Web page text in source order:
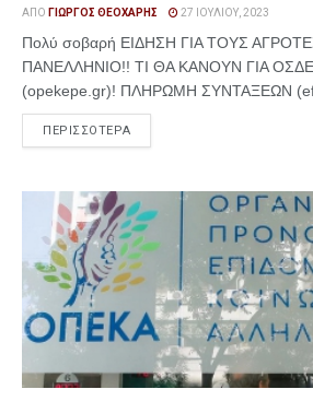
ΑΠΌ ΓΙΏΡΓΟΣ ΘΕΟΧΆΡΗΣ 27 ΙΟΥΛΊΟΥ, 2023
Πολύ σοβαρή ΕΙΔΗΣΗ ΓΙΑ ΤΟΥΣ
ΠΑΝΕΛΛΗΝΙΟ!! ΤΙ ΘΑ ΚΑΝΟΥΝ ΓΙΑ
(opekepe.gr)! ΠΛΗΡΩΜΗ ΣΥΝΤΑΞΕΩΝ
ΠΕΡΙΣΣΟΤΕΡΑ